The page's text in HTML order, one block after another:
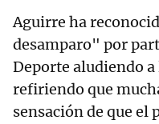
Aguirre ha
desamparo" por
Deporte aludiendo
refiriendo que
sensación de que el